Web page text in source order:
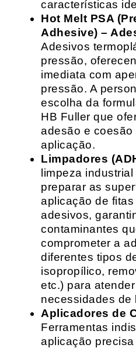
características
Hot Melt PSA
Adhesive) –
Adesivos
pressão,
imediata com
pressão. A
escolha da
HB Fuller que
adesão e
aplicação.
Limpadores
limpeza
preparar as
aplicação de
adesivos,
contaminantes
comprometer a
diferentes tipos
isopropílico,
etc.) para
necessidades de
Aplicadores de
Ferramentas
aplicação